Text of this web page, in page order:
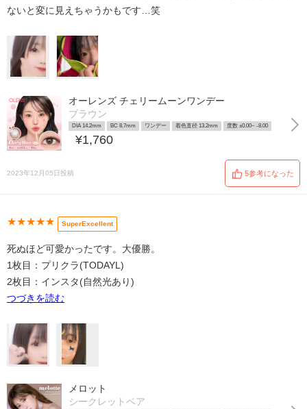
ないと変に見えちゃうかもです…笑
オーレンズ チェリームーンワンデー
ブラウン
DIA 14.2mm BC 8.7mm ワンデー 着色直径 13.2mm 度数 ±0.00~ -8.00
¥1,760
2023年12月05日投稿 5参考になった
★★★★★ SuperExcellent
死ぬほど可愛かったです。大優勝。
1枚目：プリクラ(TODAYL)
2枚目：インスタ(自然光あり)
つづきを読む
メロット
シークレットベア